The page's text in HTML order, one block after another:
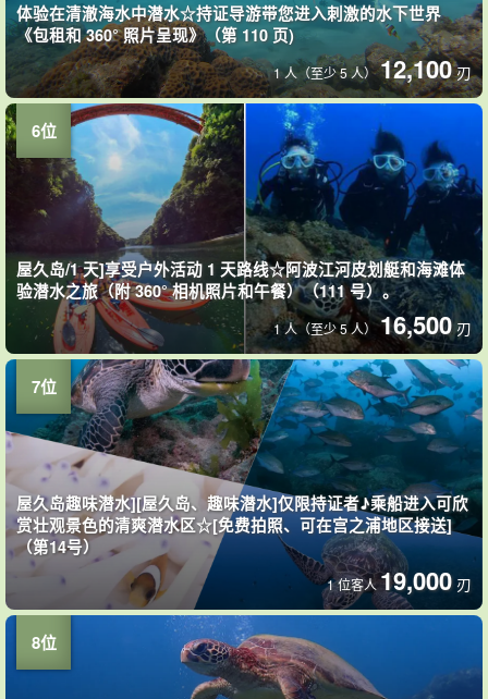
体验在清澈海水中潜水☆持证导游带您进入刺激的水下世界
《包租和 360° 照片呈现》（第 110 页)
1 人（至少 5 人）12,100 刃
屋久岛/1 天]享受户外活动 1 天路线☆阿波江河皮划艇和海滩体
验潜水之旅（附 360° 相机照片和午餐）（111 号）。
1 人（至少 5 人）16,500 刃
屋久岛趣味潜水][屋久岛、趣味潜水]仅限持证者♪乘船进入可欣
赏壮观景色的清爽潜水区☆[免费拍照、可在宫之浦地区接送]
（第14号）
1 位客人19,000 刃